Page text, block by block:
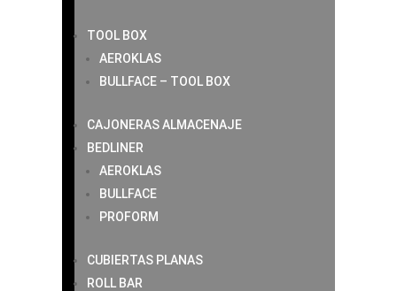
TOOL BOX
AEROKLAS
BULLFACE – TOOL BOX
CAJONERAS ALMACENAJE
BEDLINER
AEROKLAS
BULLFACE
PROFORM
CUBIERTAS PLANAS
ROLL BAR